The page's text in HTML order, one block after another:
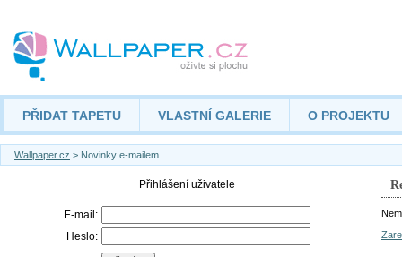
PŘIDAT TAPETU VLASTNÍ GALERIE O PROJEKTU
Wallpaper.cz > Novinky e-mailem